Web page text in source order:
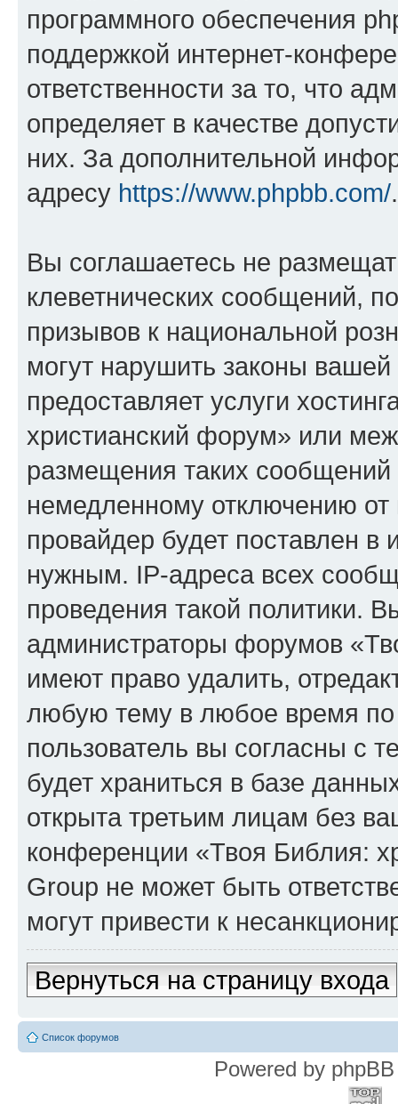
программного обеспечения
поддержкой интернет-
ответственности за то, что
определяет в качестве
них. За дополнительной
адресу https://www.phpbb.com/.
Вы соглашаетесь не
клеветнических сообщений,
призывов к национальной
могут нарушить законы
предоставляет услуги
христианский форум» или
размещения таких
немедленному отключению
провайдер будет поставлен в
нужным. IP-адреса всех
проведения такой политики.
администраторы форумов
имеют право удалить,
любую тему в любое время
пользователь вы согласны с
будет храниться в базе
открыта третьим лицам без
конференции «Твоя Библия:
Group не может быть
могут привести к
Вернуться на страницу входа
Список форумов
Powered by